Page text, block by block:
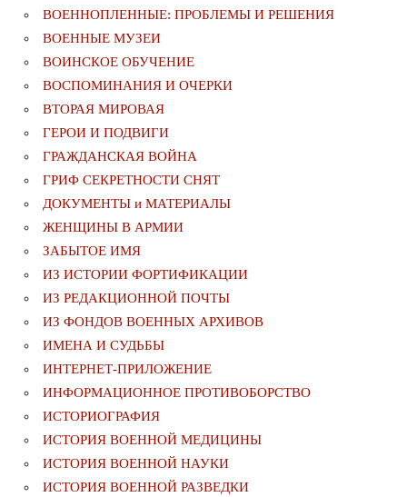
ВОЕННОПЛЕННЫЕ: ПРОБЛЕМЫ И РЕШЕНИЯ
ВОЕННЫЕ МУЗЕИ
ВОИНСКОЕ ОБУЧЕНИЕ
ВОСПОМИНАНИЯ И ОЧЕРКИ
ВТОРАЯ МИРОВАЯ
ГЕРОИ И ПОДВИГИ
ГРАЖДАНСКАЯ ВОЙНА
ГРИФ СЕКРЕТНОСТИ СНЯТ
ДОКУМЕНТЫ и МАТЕРИАЛЫ
ЖЕНЩИНЫ В АРМИИ
ЗАБЫТОЕ ИМЯ
ИЗ ИСТОРИИ ФОРТИФИКАЦИИ
ИЗ РЕДАКЦИОННОЙ ПОЧТЫ
ИЗ ФОНДОВ ВОЕННЫХ АРХИВОВ
ИМЕНА И СУДЬБЫ
ИНТЕРНЕТ-ПРИЛОЖЕНИЕ
ИНФОРМАЦИОННОЕ ПРОТИВОБОРСТВО
ИСТОРИОГРАФИЯ
ИСТОРИЯ ВОЕННОЙ МЕДИЦИНЫ
ИСТОРИЯ ВОЕННОЙ НАУКИ
ИСТОРИЯ ВОЕННОЙ РАЗВЕДКИ